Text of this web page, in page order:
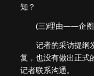
知？
(三)理由——企图
记者的采访提纲发
复，也没有做出正式
记者联系沟通。